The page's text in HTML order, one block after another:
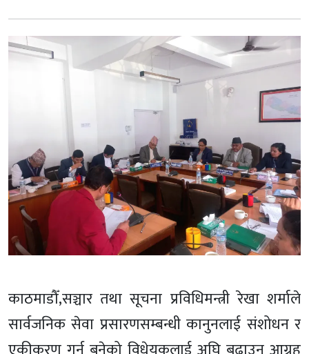
काठमाडौँ,सञ्चार तथा सूचना प्रविधिमन्त्री रेखा शर्माले
सार्वजनिक सेवा प्रसारणसम्बन्धी कानुनलाई संशोधन र